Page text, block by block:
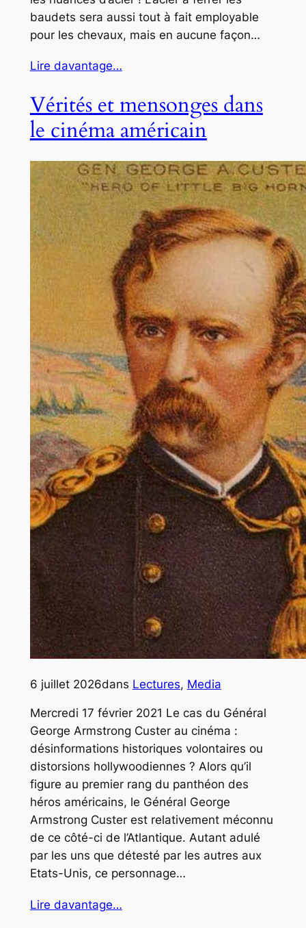
baudets sera aussi tout à fait employable
pour les chevaux, mais en aucune façon…
Lire davantage…
Vérités et mensonges dans
le cinéma américain
6 juillet 2026dans Lectures, Media
Mercredi 17 février 2021 Le cas du Général
George Armstrong Custer au cinéma :
désinformations historiques volontaires ou
distorsions hollywoodiennes ? Alors qu’il
figure au premier rang du panthéon des
héros américains, le Général George
Armstrong Custer est relativement méconnu
de ce côté-ci de l’Atlantique. Autant adulé
par les uns que détesté par les autres aux
Etats-Unis, ce personnage…
Lire davantage…